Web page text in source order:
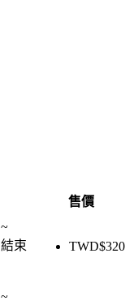
售價
~
結束
TWD$320
~